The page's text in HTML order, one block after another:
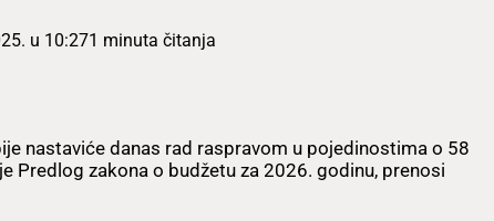
u 10:271 minuta čitanja
nastaviće danas rad raspravom u pojedinostima o 58
Predlog zakona o budžetu za 2026. godinu, prenosi